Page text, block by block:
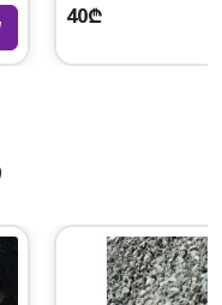
40₾